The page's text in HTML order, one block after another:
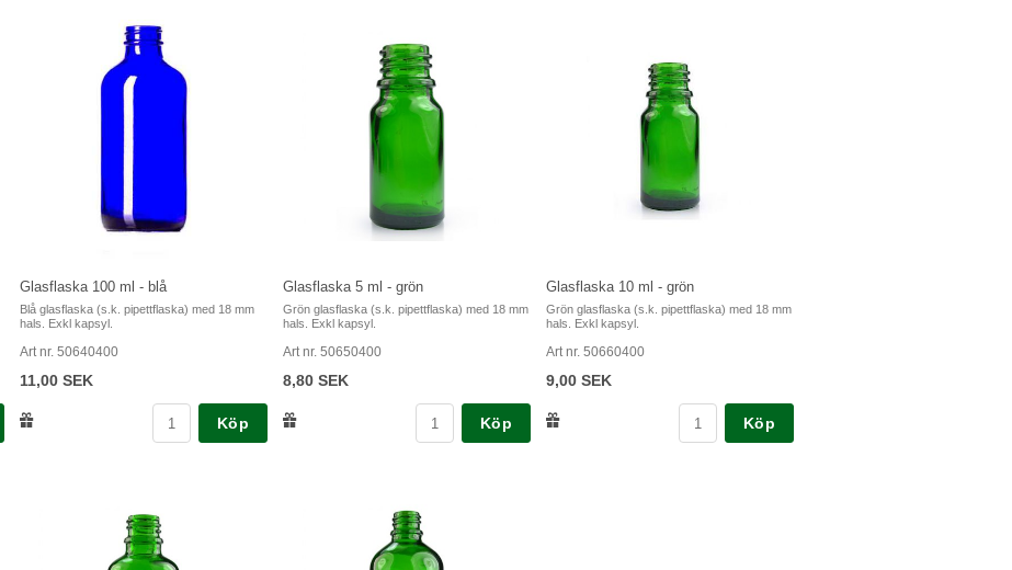
Glasflaska 100 ml - blå
Blå glasflaska (s.k. pipettflaska) med 18 mm
hals. Exkl kapsyl.
Art nr. 50640400
11,00 SEK
Köp
Glasflaska 5 ml - grön
Grön glasflaska (s.k. pipettflaska) med 18 mm
hals. Exkl kapsyl.
Art nr. 50650400
8,80 SEK
Köp
Glasflaska 10 ml - grön
Grön glasflaska (s.k. pipettflaska) med 18 mm
hals. Exkl kapsyl.
Art nr. 50660400
9,00 SEK
Köp